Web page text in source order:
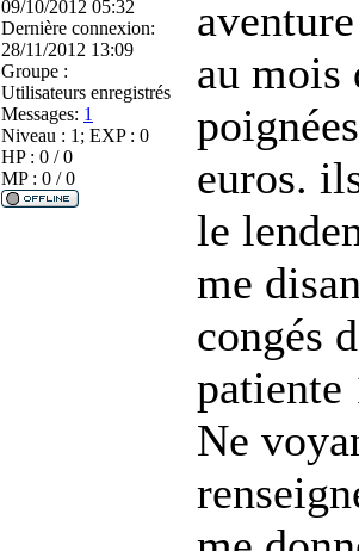
09/10/2012 05:32
Dernière connexion:
28/11/2012 13:09
Groupe :
Utilisateurs enregistrés
Messages: 1
Niveau : 1; EXP : 0
HP : 0 / 0
MP : 0 / 0
au mois
euros.
le
me
congés
patiente
Ne